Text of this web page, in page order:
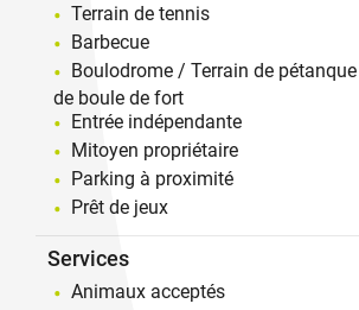
Terrain de tennis
Barbecue
Boulodrome / Terrain de
de boule de fort
Entrée indépendante
Mitoyen propriétaire
Parking à proximité
Prêt de jeux
Services
Animaux acceptés